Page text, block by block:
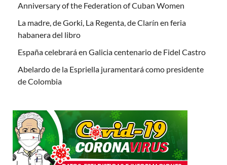
Anniversary of the Federation of Cuban Women
La madre, de Gorki, La Regenta, de Clarín en feria
habanera del libro
España celebrará en Galicia centenario de Fidel Castro
Abelardo de la Espriella juramentará como presidente
de Colombia